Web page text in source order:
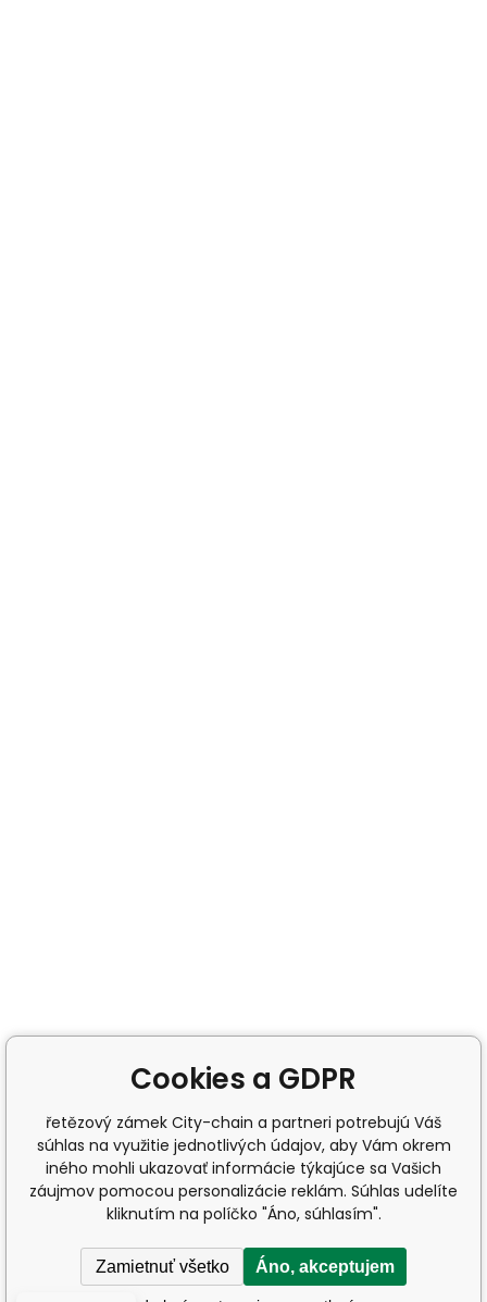
Cookies a GDPR
řetězový zámek City-chain a partneri potrebujú Váš
súhlas na využitie jednotlivých údajov, aby Vám okrem
iného mohli ukazovať informácie týkajúce sa Vašich
záujmov pomocou personalizácie reklám. Súhlas udelíte
kliknutím na políčko "Áno, súhlasím".
Zamietnuť všetko Áno, akceptujem